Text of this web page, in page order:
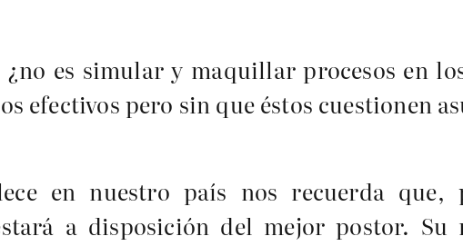
¿no es simular y maquillar procesos en
efectivos pero sin que éstos cuestionen
en nuestro país nos recuerda que,
a disposición del mejor postor.